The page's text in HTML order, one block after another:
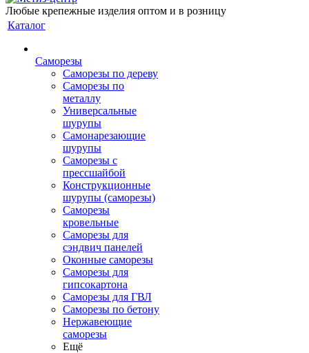
Любые крепежные изделия оптом и в розницу
Каталог
Саморезы
Саморезы по дереву
Саморезы по
металлу
Универсальные
шурупы
Самонарезающие
шурупы
Саморезы с
прессшайбой
Конструкционные
шурупы (саморезы)
Саморезы
кровельные
Саморезы для
сэндвич панелей
Оконные саморезы
Саморезы для
гипсокартона
Саморезы для ГВЛ
Саморезы по бетону
Нержавеющие
саморезы
Ещё